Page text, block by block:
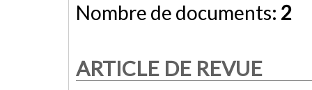
Nombre de documents: 2
ARTICLE DE REVUE